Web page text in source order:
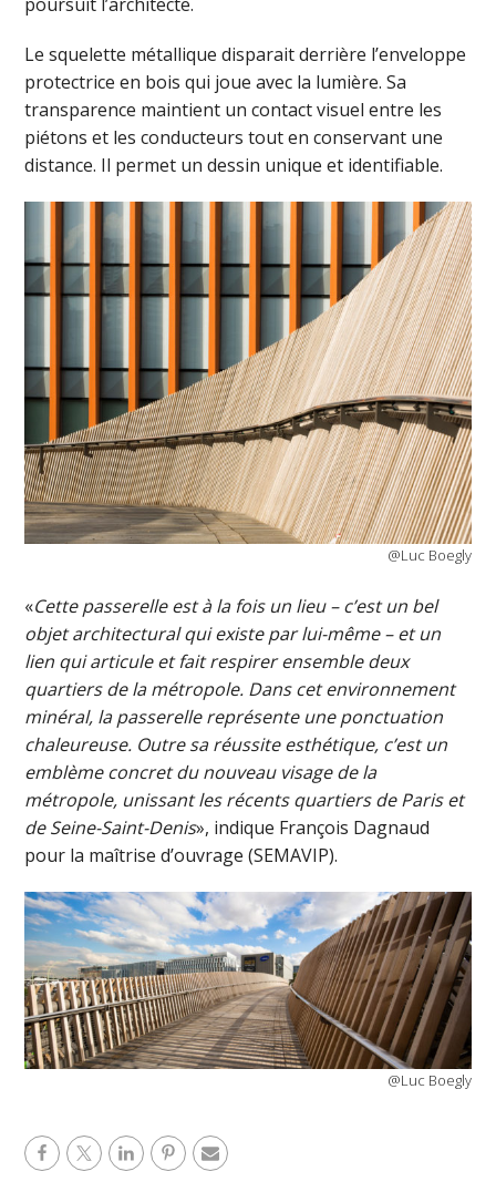
poursuit l’architecte.
Le squelette métallique disparait derrière l’enveloppe
protectrice en bois qui joue avec la lumière. Sa
transparence maintient un contact visuel entre les
piétons et les conducteurs tout en conservant une
distance. Il permet un dessin unique et identifiable.
@Luc Boegly
«Cette passerelle est à la fois un lieu – c’est un bel
objet architectural qui existe par lui-même – et un
lien qui articule et fait respirer ensemble deux
quartiers de la métropole. Dans cet environnement
minéral, la passerelle représente une ponctuation
chaleureuse. Outre sa réussite esthétique, c’est un
emblème concret du nouveau visage de la
métropole, unissant les récents quartiers de Paris et
de Seine-Saint-Denis», indique François Dagnaud
pour la maîtrise d’ouvrage (SEMAVIP).
@Luc Boegly